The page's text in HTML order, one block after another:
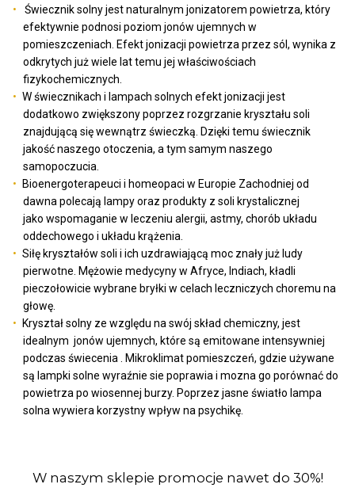
Świecznik solny jest naturalnym jonizatorem powietrza, który
efektywnie podnosi poziom jonów ujemnych w
pomieszczeniach. Efekt jonizacji powietrza przez sól, wynika z
odkrytych już wiele lat temu jej właściwościach
fizykochemicznych.
W świecznikach i lampach solnych efekt jonizacji jest
dodatkowo zwiększony poprzez rozgrzanie kryształu soli
znajdującą się wewnątrz świeczką. Dzięki temu świecznik
jakość naszego otoczenia, a tym samym naszego
samopoczucia.
Bioenergoterapeuci i homeopaci w Europie Zachodniej od
dawna polecają lampy oraz produkty z soli krystalicznej
jako wspomaganie w leczeniu alergii, astmy, chorób układu
oddechowego i układu krążenia.
Siłę kryształów soli i ich uzdrawiającą moc znały już ludy
pierwotne. Mężowie medycyny w Afryce, Indiach, kładli
pieczołowicie wybrane bryłki w celach leczniczych choremu na
głowę.
Kryształ solny ze względu na swój skład chemiczny, jest
idealnym jonów ujemnych, które są emitowane intensywniej
podczas świecenia . Mikroklimat pomieszczeń, gdzie używane
są lampki solne wyraźnie sie poprawia i mozna go porównać do
powietrza po wiosennej burzy. Poprzez jasne światło lampa
solna wywiera korzystny wpływ na psychikę.
W naszym sklepie promocje nawet do 30%!